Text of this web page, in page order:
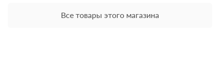
Все товары этого магазина